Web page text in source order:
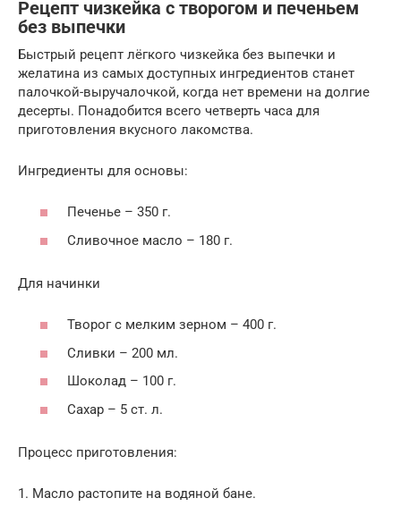
Рецепт чизкейка с творогом и печеньем
без выпечки
Быстрый рецепт лёгкого чизкейка без выпечки и
желатина из самых доступных ингредиентов станет
палочкой-выручалочкой, когда нет времени на долгие
десерты. Понадобится всего четверть часа для
приготовления вкусного лакомства.
Ингредиенты для основы:
Печенье – 350 г.
Сливочное масло – 180 г.
Для начинки
Творог с мелким зерном – 400 г.
Сливки – 200 мл.
Шоколад – 100 г.
Сахар – 5 ст. л.
Процесс приготовления:
1. Масло растопите на водяной бане.